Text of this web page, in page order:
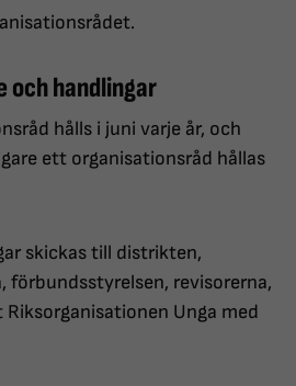
och handlingar
hålls i juni varje år, och
ett organisationsråd hållas
skickas till distrikten,
förbundsstyrelsen, revisorerna,
Unga med